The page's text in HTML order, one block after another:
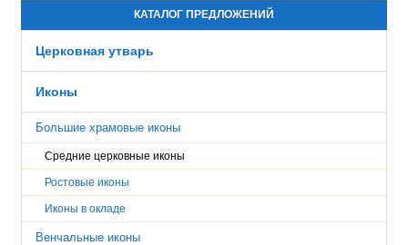
КАТАЛОГ ПРЕДЛОЖЕНИЙ
Церковная утварь
Иконы
Большие храмовые иконы
Средние церковные иконы
Ростовые иконы
Иконы в окладе
Венчальные иконы